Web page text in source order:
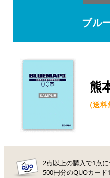
ブル
熊
（送料
2点以上の購入で1点に
500円分のQUOカード